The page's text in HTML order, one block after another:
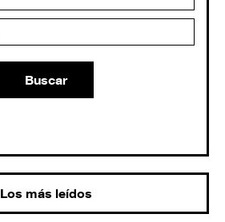
Buscar
Los más leídos